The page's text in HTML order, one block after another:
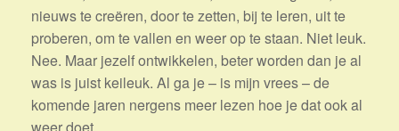
nieuws te creëren, door te zetten, bij te leren, uit te
proberen, om te vallen en weer op te staan. Niet leuk.
Nee. Maar jezelf ontwikkelen, beter worden dan je al
was is juist keileuk. Al ga je – is mijn vrees – de
komende jaren nergens meer lezen hoe je dat ook al